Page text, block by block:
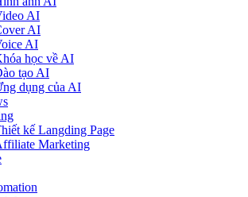
AI
AI
AI
học về AI
tạo AI
dụng của AI
kế Langding Page
Marketing